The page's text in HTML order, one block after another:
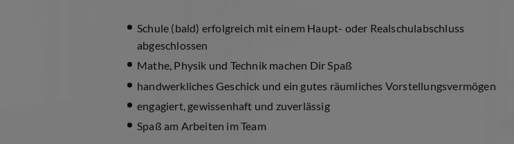
Schule (bald) erfolgreich mit einem Haupt- oder Realschulabschluss
abgeschlossen
Mathe, Physik und Technik machen Dir Spaß
handwerkliches Geschick und ein gutes räumliches Vorstellungsvermögen
engagiert, gewissenhaft und zuverlässig
Spaß am Arbeiten im Team